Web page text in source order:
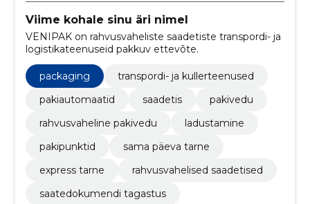
Viime kohale sinu äri nimel
VENIPAK on rahvusvaheliste saadetiste transpordi- ja
logistikateenuseid pakkuv ettevõte.
packaging
transpordi- ja kullerteenused
pakiautomaatid
saadetis
pakivedu
rahvusvaheline pakivedu
ladustamine
pakipunktid
sama päeva tarne
express tarne
rahvusvahelised saadetised
saatedokumendi tagastus